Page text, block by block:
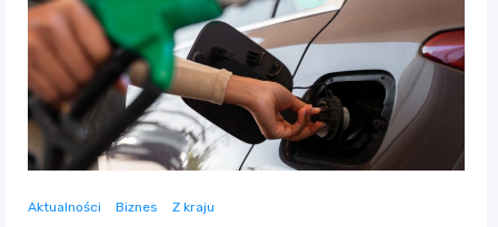
Aktualności Biznes Z kraju